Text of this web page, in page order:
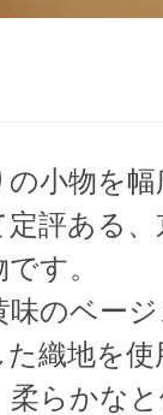
小物を
評ある、
す。
のベージ
た織地を
柔らかな